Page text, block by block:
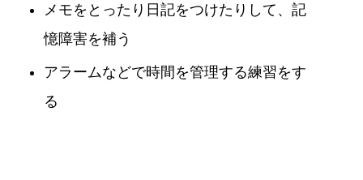
メモをとったり日記をつけたりして、記
憶障害を補う
アラームなどで時間を管理する練習をす
る